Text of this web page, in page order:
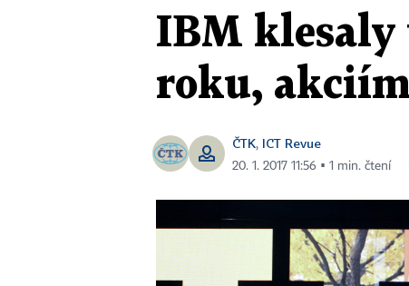
IBM
roku,
ČTK, ICT Revue
20. 1. 2017 11:56 ▪ 1 min. čtení